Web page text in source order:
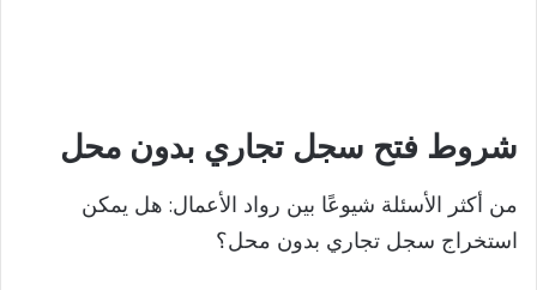
شروط فتح سجل تجاري بدون محل
من أكثر الأسئلة شيوعًا بين رواد الأعمال: هل يمكن
استخراج سجل تجاري بدون محل؟